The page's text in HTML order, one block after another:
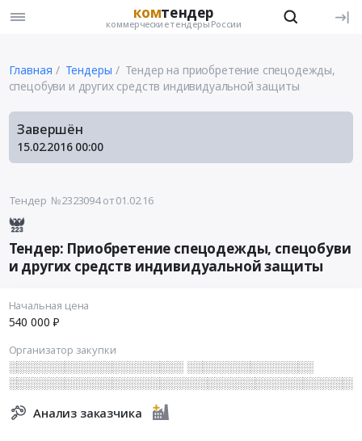
комтендер
коммерческие тендеры России
Главная Тендеры
Тендер на приобретение спецодежды,
спецобуви и других средств индивидуальной защиты
Завершён
15.02.2016 00:00
Тендер №2323094от 01.02.16
Тендер: Приобретение спецодежды, спецобуви
и других средств индивидуальной защиты
Начальная цена
540 000 ₽
Организатор закупки
░░░░░░░░░░░░░░░░░░░░░░ ░░░░░░░░░░░░░░░░
Анализ заказчика